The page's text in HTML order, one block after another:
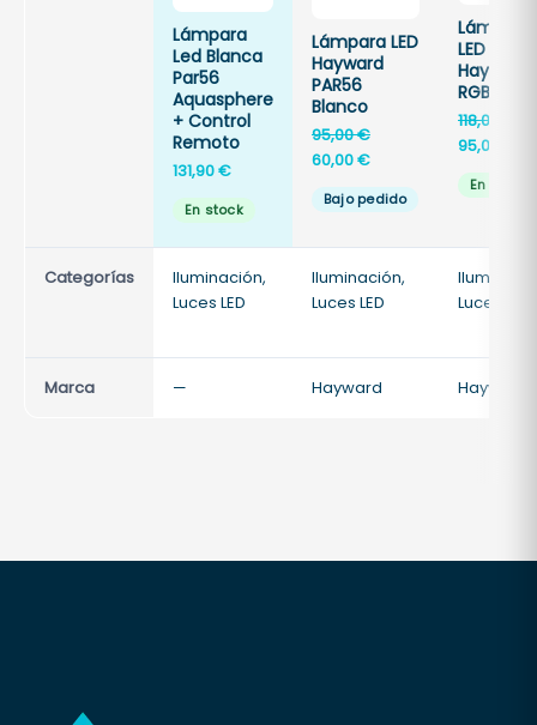
Lámpara
Led Blanca
Par56
Aquasphere
+ Control
Remoto
131,90€
En stock
Lámpara LED
Hayward
PAR56
Blanco
95,00€El
precio
era:
60,00€El
actual
Bajo pedido
Lámpara
LED
Hayward
RGB PAR
118,00
95,00
En stock
Categorías
Iluminación,
Luces LED
Iluminación,
Luces LED
Luces LED
Marca — Hayward Hayward